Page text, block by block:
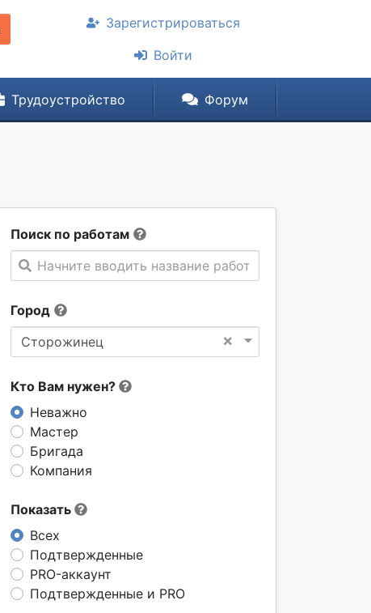
Зарегистрироваться
Войти
Трудоустройство Форум
Поиск по работам
Начните вводить название работы
Город
×
Сторожинец
Кто Вам нужен?
Неважно
Мастер
Бригада
Компания
Показать
Всех
Подтвержденные
PRO-аккаунт
Подтвержденные и PRO